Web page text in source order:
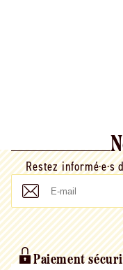
Restez
E-
mail
Paiement